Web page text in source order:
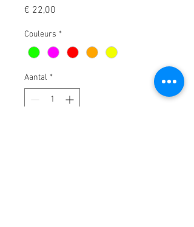
€ 22,00
Couleurs *
Aantal *